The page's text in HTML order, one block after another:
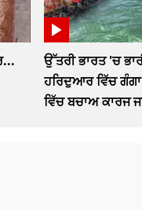
ਉੱਤਰੀ ਭਾਰਤ 'ਚ
ਹਰਿਦੁਆਰ ਵਿੱਚ
ਵਿੱਚ ਬਚਾਅ ਕਾਰਜ